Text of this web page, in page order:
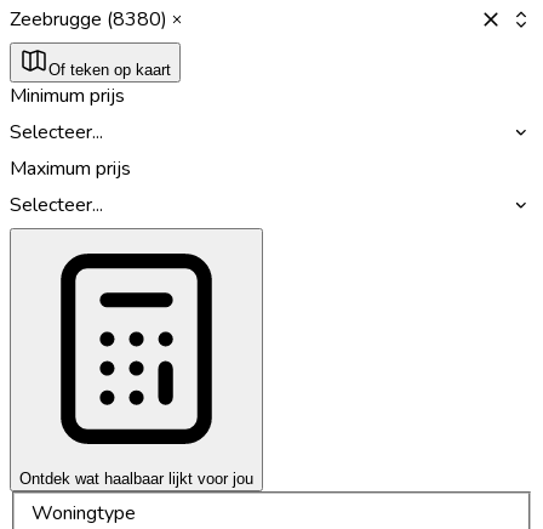
Zeebrugge (8380)
Of teken op kaart
Minimum prijs
Selecteer...
Maximum prijs
Selecteer...
Ontdek wat haalbaar lijkt voor jou
Woningtype